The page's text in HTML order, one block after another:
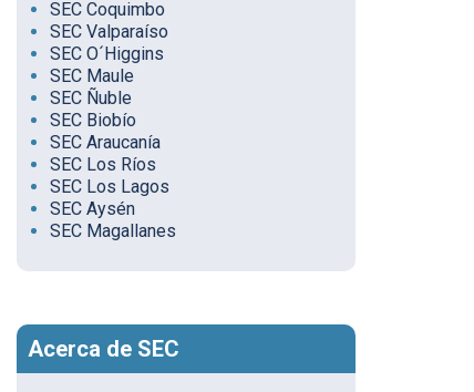
SEC Coquimbo
SEC Valparaíso
SEC O´Higgins
SEC Maule
SEC Ñuble
SEC Biobío
SEC Araucanía
SEC Los Ríos
SEC Los Lagos
SEC Aysén
SEC Magallanes
Acerca de SEC